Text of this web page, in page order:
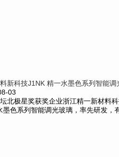
新科技J1NK 精一水墨色系列智能调
03
北极星奖获奖企业浙江精一新材料
色系列智能调光玻璃，率先研发，